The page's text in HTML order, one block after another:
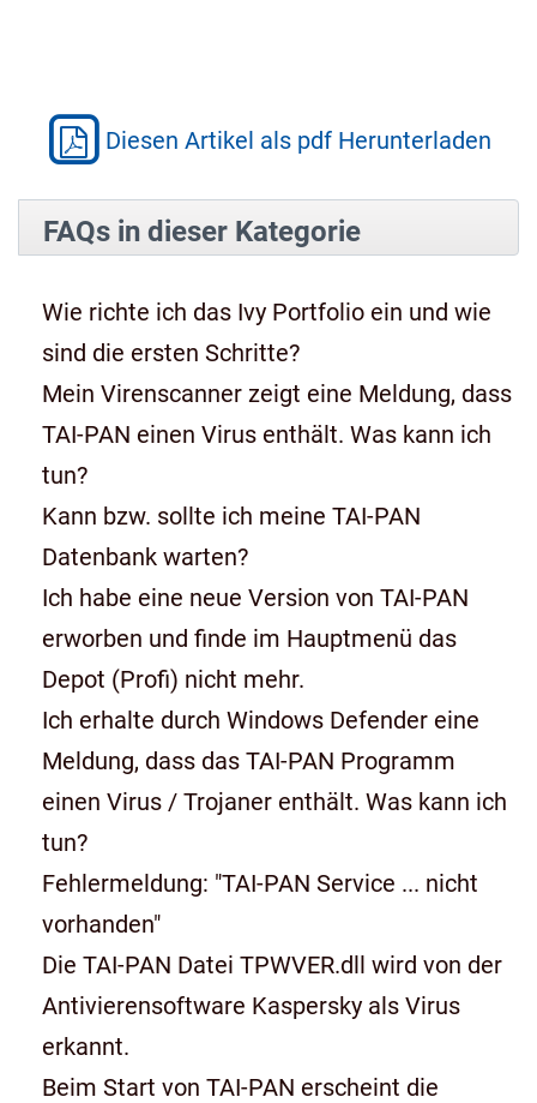
Diesen Artikel als pdf Herunterladen
FAQs in dieser Kategorie
Wie richte ich das Ivy Portfolio ein und wie
sind die ersten Schritte?
Mein Virenscanner zeigt eine Meldung, dass
TAI-PAN einen Virus enthält. Was kann ich
tun?
Kann bzw. sollte ich meine TAI-PAN
Datenbank warten?
Ich habe eine neue Version von TAI-PAN
erworben und finde im Hauptmenü das
Depot (Profi) nicht mehr.
Ich erhalte durch Windows Defender eine
Meldung, dass das TAI-PAN Programm
einen Virus / Trojaner enthält. Was kann ich
tun?
Fehlermeldung: "TAI-PAN Service ... nicht
vorhanden"
Die TAI-PAN Datei TPWVER.dll wird von der
Antivierensoftware Kaspersky als Virus
erkannt.
Beim Start von TAI-PAN erscheint die